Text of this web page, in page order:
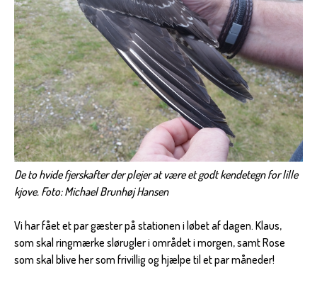
De to hvide fjerskafter der plejer at være et godt kendetegn for lille
kjove. Foto: Michael Brunhøj Hansen
Vi har fået et par gæster på stationen i løbet af dagen. Klaus,
som skal ringmærke slørugler i området i morgen, samt Rose
som skal blive her som frivillig og hjælpe til et par måneder!